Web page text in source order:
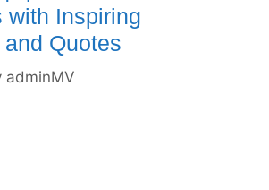
with Inspiring
Quotes
adminMV